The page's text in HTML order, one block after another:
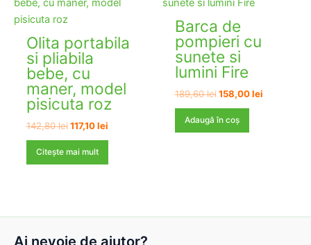
Olita portabila
si pliabila
bebe, cu
maner, model
pisicuta roz
142,80lei Prețul
a
117,10leiPrețul
Citește mai mult
Barca de
pompieri cu
sunete si
lumini Fire
189,60lei Prețul
a
fost:
158,00leiPrețul
Adaugă în coș
Ai nevoie de ajutor?